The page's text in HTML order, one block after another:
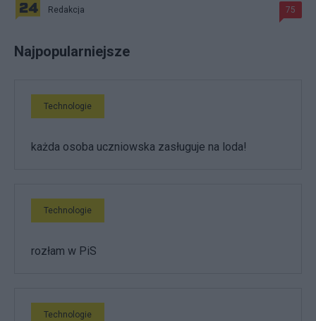
Redakcja 75
Najpopularniejsze
Technologie
każda osoba uczniowska zasługuje na loda!
Technologie
rozłam w PiS
Technologie